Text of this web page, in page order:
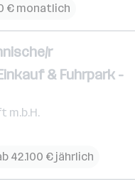
€ monatlich
r
& Fuhrpark -
m.b.H.
42.100 € jährlich